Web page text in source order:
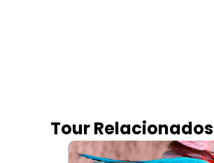
Tour Relacionados